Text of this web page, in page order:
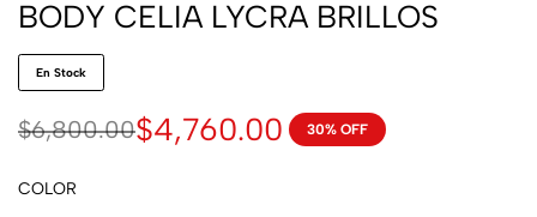
BODY CELIA LYCRA BRILLOS
En Stock
$6,800.00$4,760.00 30% OFF
COLOR